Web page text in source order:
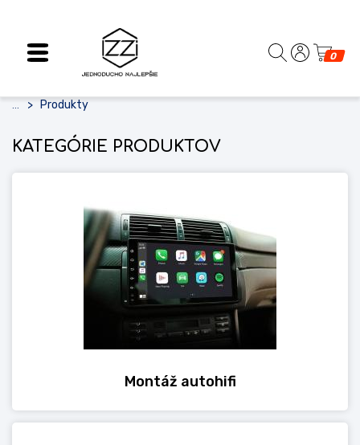
0
Produkty
KATEGÓRIE PRODUKTOV
Montáž autohifi